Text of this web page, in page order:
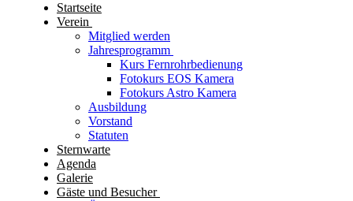
Startseite
Verein
Mitglied werden
Jahresprogramm
Kurs Fernrohrbedienung
Fotokurs EOS Kamera
Fotokurs Astro Kamera
Ausbildung
Vorstand
Statuten
Sternwarte
Agenda
Galerie
Gäste und Besucher